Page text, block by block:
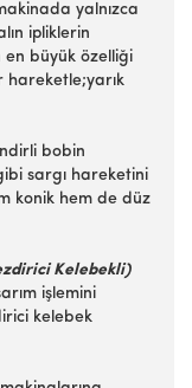
yalnızca
ipliklerin
en büyük özelliği
hareketle;yarık
bobin
sargı hareketini
konik hem de düz
Kelebekli)
işlemini
kelebek